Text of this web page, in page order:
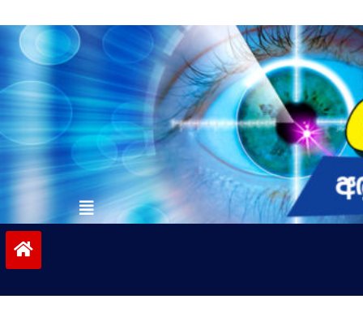
to
contentvinivida.lk